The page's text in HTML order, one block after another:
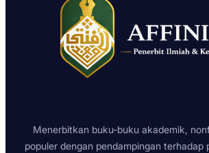
Menerbitkan buku-buku akademik,
populer dengan pendampingan terhadap